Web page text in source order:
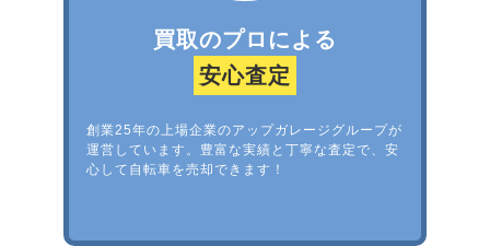
買取のプロによる
安心査定
創業25年の上場企業のアップガレージグループが
運営しています。豊富な実績と丁寧な査定で、安
心して自転車を売却できます！